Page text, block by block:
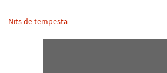
Nits de tempesta